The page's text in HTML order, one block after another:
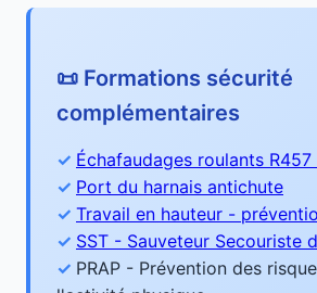
📜 Formations sécurité
complémentaires
Échafaudages roulants R457
Port du harnais antichute
Travail en hauteur -
SST - Sauveteur Secouriste
PRAP - Prévention des